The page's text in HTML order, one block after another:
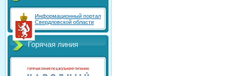
Информационный портал
Свердловской области
Горячая линия